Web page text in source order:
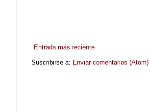
Entrada más reciente
Suscribirse a: Enviar comentarios (Atom)